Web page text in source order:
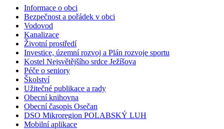
Informace o obci
Bezpečnost a pořádek v obci
Vodovod
Kanalizace
Životní prostředí
Investice, územní rozvoj a Plán rozvoje sportu
Kostel Nejsvětějšího srdce Ježíšova
Péče o seniory
Školství
Užitečné publikace a rady
Obecní knihovna
Obecní časopis Osečan
DSO Mikroregion POLABSKÝ LUH
Mobilní aplikace